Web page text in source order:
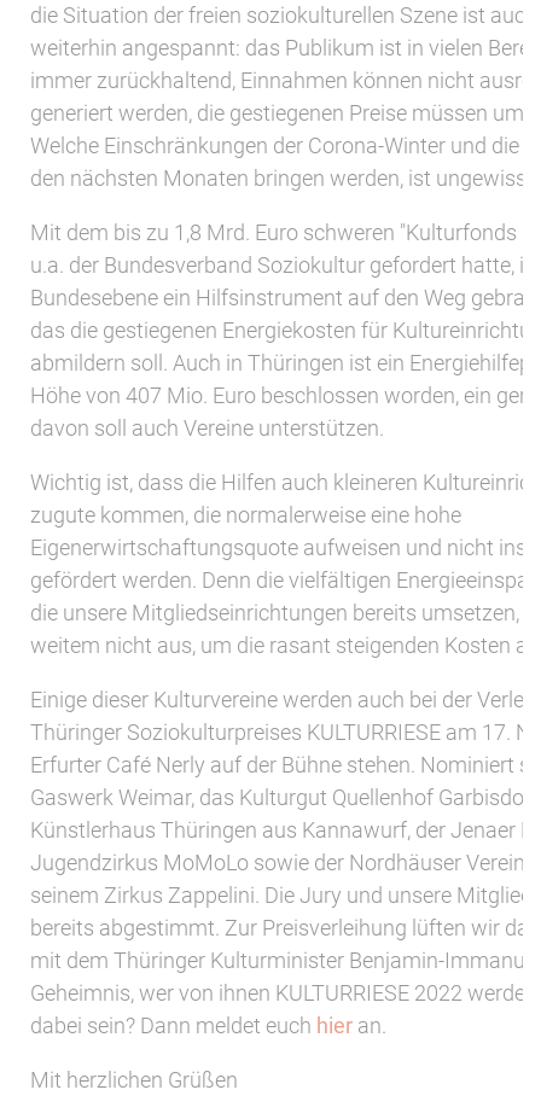
die Situation der freien soziokulturellen Szene ist
weiterhin angespannt: das Publikum ist in vielen
immer zurückhaltend, Einnahmen können nicht
generiert werden, die gestiegenen Preise müssen
Welche Einschränkungen der Corona-Winter und die
den nächsten Monaten bringen werden, ist ungewiss.
Mit dem bis zu 1,8 Mrd. Euro schweren "Kulturfonds
u.a. der Bundesverband Soziokultur gefordert hatte,
Bundesebene ein Hilfsinstrument auf den Weg
das die gestiegenen Energiekosten für
abmildern soll. Auch in Thüringen ist ein
Höhe von 407 Mio. Euro beschlossen worden, ein
davon soll auch Vereine unterstützen.
Wichtig ist, dass die Hilfen auch kleineren
zugute kommen, die normalerweise eine hohe
Eigenerwirtschaftungsquote aufweisen und nicht
gefördert werden. Denn die vielfältigen
die unsere Mitgliedseinrichtungen bereits umsetzen,
weitem nicht aus, um die rasant steigenden Kosten
Einige dieser Kulturvereine werden auch bei der
Thüringer Soziokulturpreises KULTURRIESE am 17.
Erfurter Café Nerly auf der Bühne stehen. Nominiert
Gaswerk Weimar, das Kulturgut Quellenhof
Künstlerhaus Thüringen aus Kannawurf, der Jenaer
Jugendzirkus MoMoLo sowie der Nordhäuser Verein
seinem Zirkus Zappelini. Die Jury und unsere
bereits abgestimmt. Zur Preisverleihung lüften wir
mit dem Thüringer Kulturminister Benjamin-
Geheimnis, wer von ihnen KULTURRIESE 2022
dabei sein? Dann meldet euch hier an.
Mit herzlichen Grüßen